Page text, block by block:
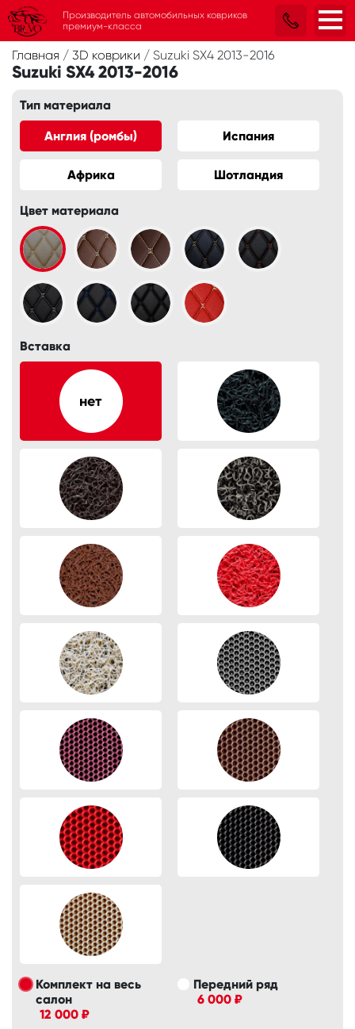
Главная / 3D коврики / Suzuki SX4 2013-2016
Suzuki SX4 2013-2016
Тип материала
Англия (ромбы) Испания
Африка Шотландия
Цвет материала
Вставка
Комплект на весь
салон
12 000 ₽
Передний ряд
6 000 ₽
Производитель автомобильных ковриков
премиум-класса